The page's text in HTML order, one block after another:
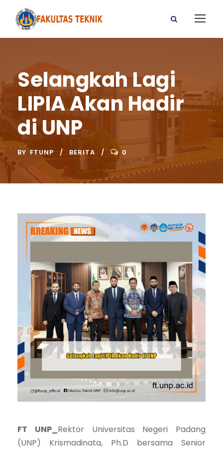
Selangkah Lagi
LIPIA Akan Hadir
di UNP
BY FTUNP BERITA 0
FT UNP_Rektor Universitas Negeri Padang
(UNP) Krismadinata, Ph.D bersama Senior